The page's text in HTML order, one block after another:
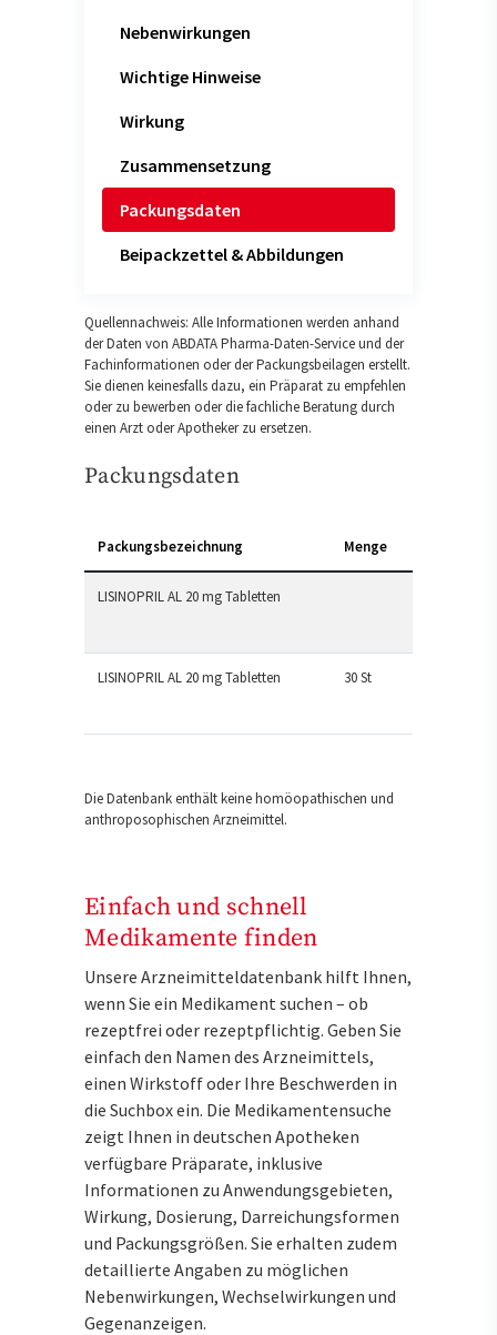
Nebenwirkungen
Wichtige Hinweise
Wirkung
Zusammensetzung
Packungsdaten
Beipackzettel & Abbildungen
Quellennachweis: Alle Informationen werden anhand
der Daten von ABDATA Pharma-Daten-Service und der
Fachinformationen oder der Packungsbeilagen erstellt.
Sie dienen keinesfalls dazu, ein Präparat zu empfehlen
oder zu bewerben oder die fachliche Beratung durch
einen Arzt oder Apotheker zu ersetzen.
Packungsdaten
Packungsbezeichnung Menge
LISINOPRIL AL 20 mg Tabletten
LISINOPRIL AL 20 mg Tabletten 30 St
Die Datenbank enthält keine homöopathischen und
anthroposophischen Arzneimittel.
Einfach und schnell
Medikamente finden
Unsere Arzneimitteldatenbank hilft Ihnen,
wenn Sie ein Medikament suchen – ob
rezeptfrei oder rezeptpflichtig. Geben Sie
einfach den Namen des Arzneimittels,
einen Wirkstoff oder Ihre Beschwerden in
die Suchbox ein. Die Medikamentensuche
zeigt Ihnen in deutschen Apotheken
verfügbare Präparate, inklusive
Informationen zu Anwendungsgebieten,
Wirkung, Dosierung, Darreichungsformen
und Packungsgrößen. Sie erhalten zudem
detaillierte Angaben zu möglichen
Nebenwirkungen, Wechselwirkungen und
Gegenanzeigen.